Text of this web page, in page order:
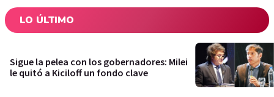
LO ÚLTIMO
Sigue la pelea con los gobernadores: Milei
le quitó a Kiciloff un fondo clave